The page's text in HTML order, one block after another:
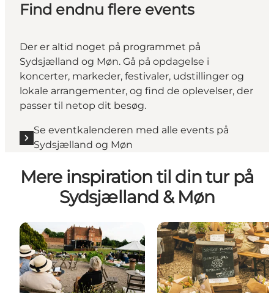
Find endnu flere events
Der er altid noget på programmet på
Sydsjælland og Møn. Gå på opdagelse i
koncerter, markeder, festivaler, udstillinger og
lokale arrangementer, og find de oplevelser, der
passer til netop dit besøg.
Se eventkalenderen med alle events på
Sydsjælland og Møn
Mere inspiration til din tur på
Sydsjælland & Møn